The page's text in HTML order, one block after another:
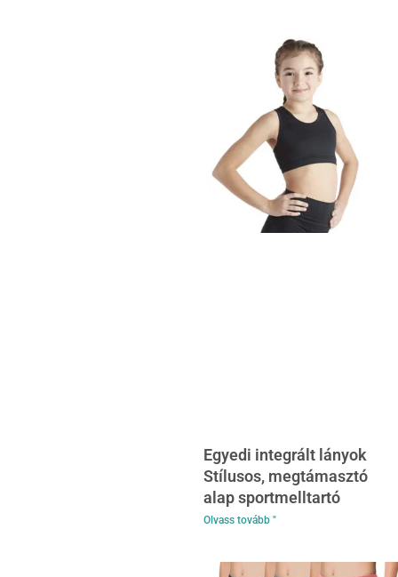
Egyedi integrált lányok
Stílusos, megtámasztó
alap sportmelltartó
Olvass tovább "